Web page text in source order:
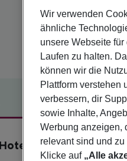
Wir verwenden
ähnliche
unsere Webseite für
Laufen zu halten.
können wir die
Plattform verstehen
verbessern, dir
sowie Inhalte,
Werbung anzeigen,
relevant sind und zu
Klicke auf „Alle